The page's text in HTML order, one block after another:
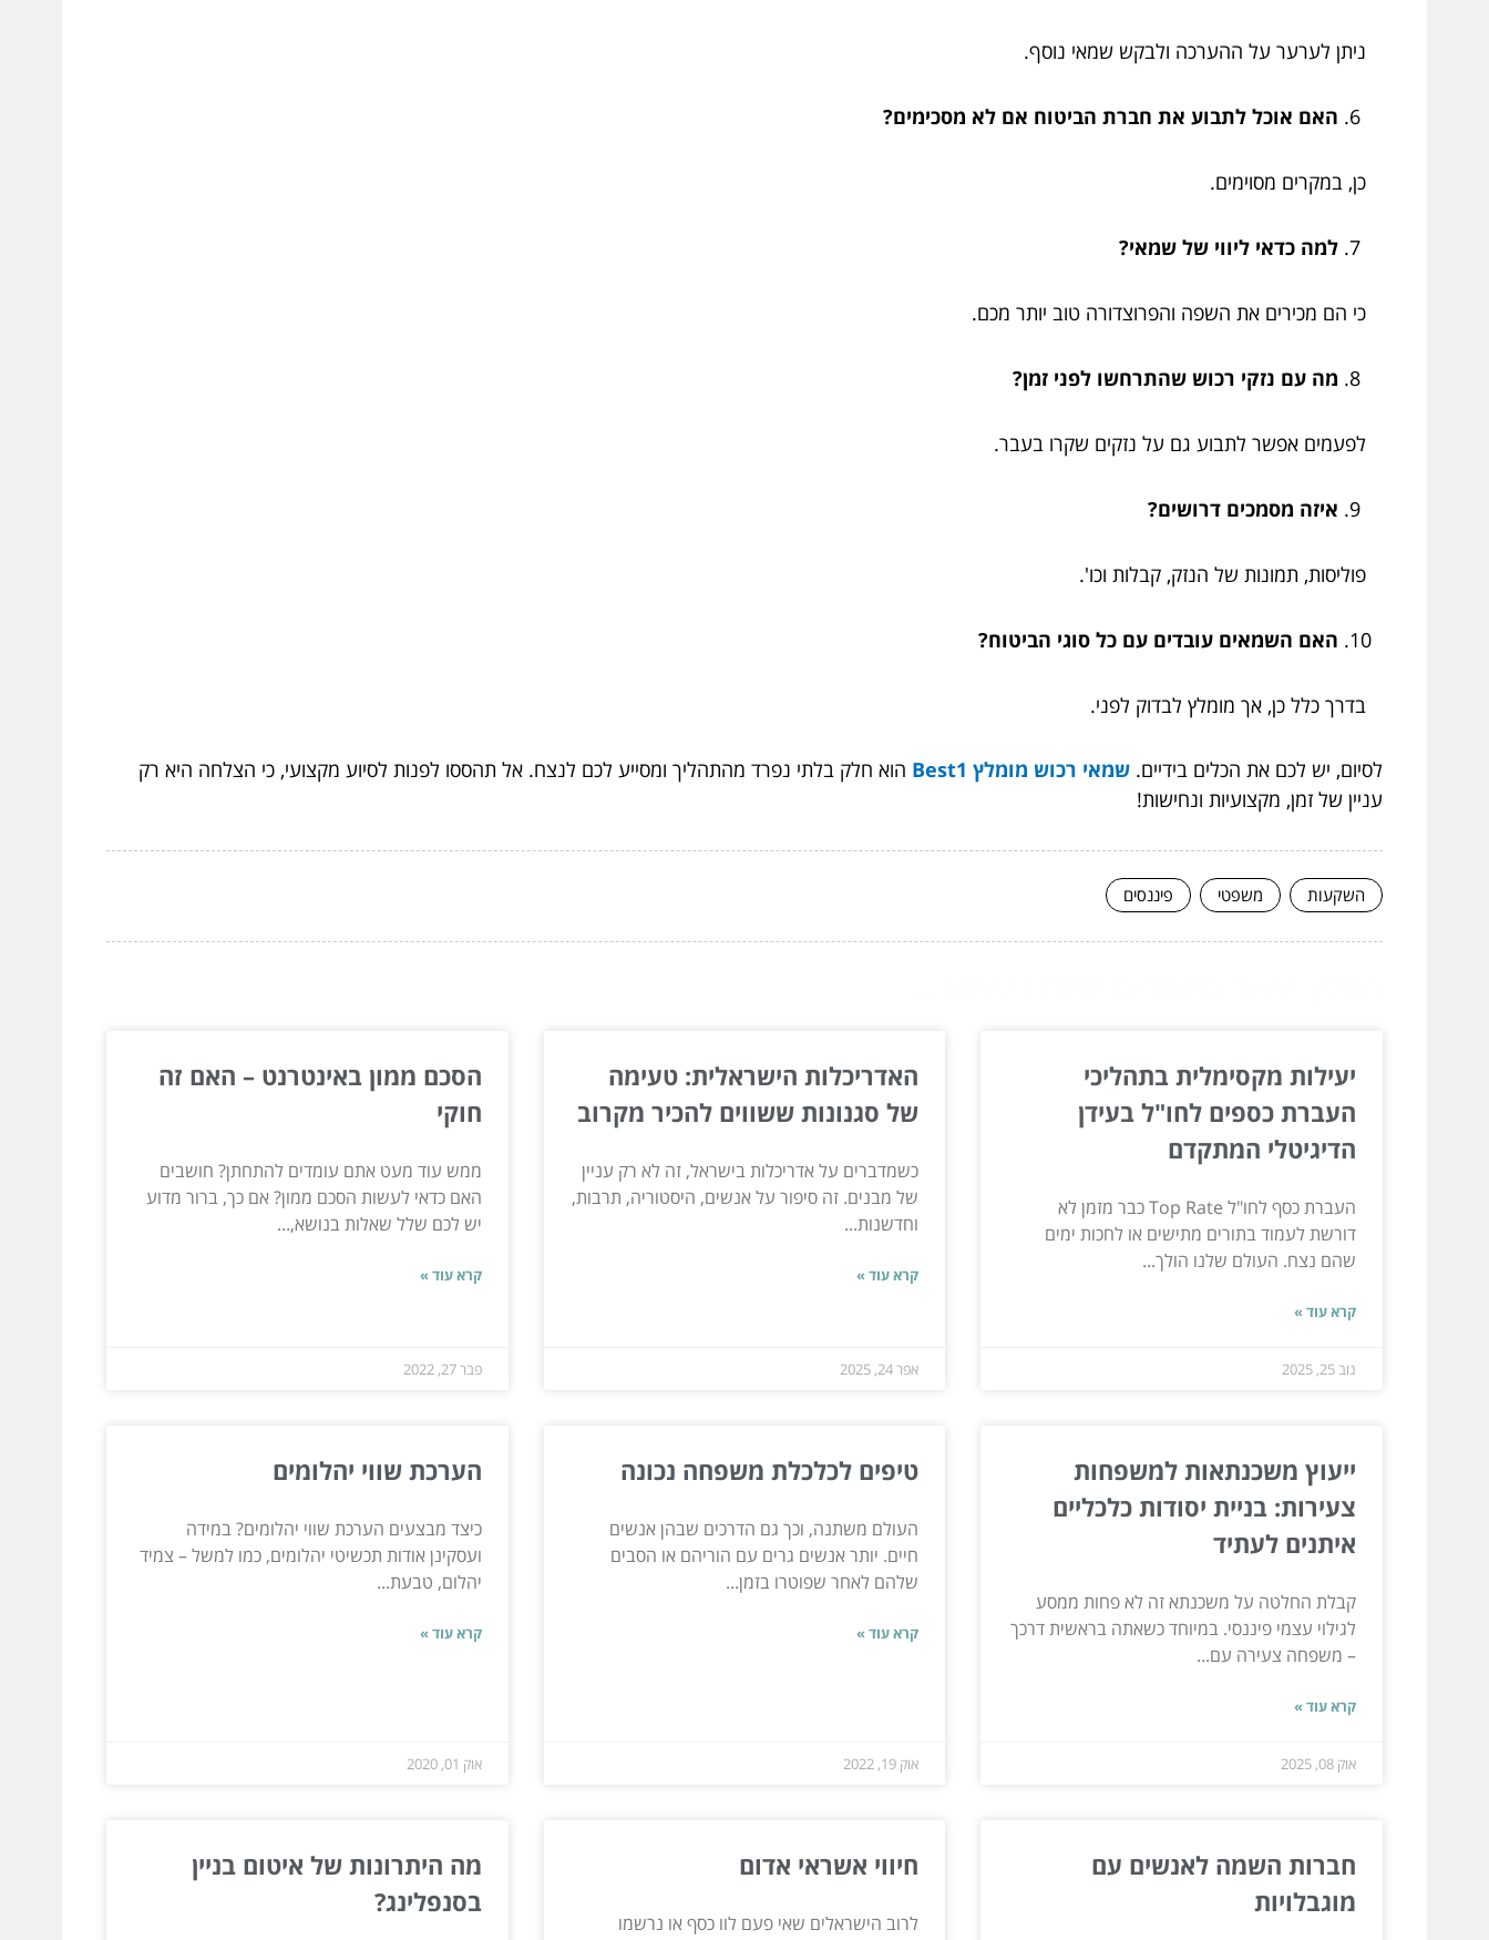
ניתן לערער על ההערכה ולבקש שמאי נוסף.
האם אוכל לתבוע את חברת הביטוח אם לא מסכימים?
כן, במקרים מסוימים.
למה כדאי ליווי של שמאי?
כי הם מכירים את השפה והפרוצדורה טוב יותר מכם.
מה עם נזקי רכוש שהתרחשו לפני זמן?
לפעמים אפשר לתבוע גם על נזקים שקרו בעבר.
איזה מסמכים דרושים?
פוליסות, תמונות של הנזק, קבלות וכו'.
האם השמאים עובדים עם כל סוגי הביטוח?
בדרך כלל כן, אך מומלץ לבדוק לפני.
לסיום, יש לכם את הכלים בידיים. שמאי רכוש מומלץ Best1
הוא חלק בלתי נפרד מהתהליך ומסייע לכם לנצח. אל תהססו לפנות לסיוע מקצועי, כי הצלחה היא רק
עניין של זמן, מקצועיות ונחישות!
השקעות משפטי פיננסים
יעילות מקסימלית בתהליכי
העברת כספים לחו"ל בעידן
הדיגיטלי המתקדם
העברת כסף לחו"ל Top Rate כבר מזמן לא
דורשת לעמוד בתורים מתישים או לחכות ימים
שהם נצח. העולם שלנו הולך...
קרא עוד »
נוב 25, 2025
האדריכלות הישראלית: טעימה
של סגנונות ששווים להכיר מקרוב
כשמדברים על אדריכלות בישראל, זה לא רק עניין
של מבנים. זה סיפור על אנשים, היסטוריה, תרבות,
וחדשנות...
קרא עוד »
אפר 24, 2025
הסכם ממון באינטרנט – האם זה
חוקי
ממש עוד מעט אתם עומדים להתחתן? חושבים
האם כדאי לעשות הסכם ממון? אם כך, ברור מדוע
יש לכם שלל שאלות בנושא,...
קרא עוד »
פבר 27, 2022
ייעוץ משכנתאות למשפחות
צעירות: בניית יסודות כלכליים
איתנים לעתיד
קבלת החלטה על משכנתא זה לא פחות ממסע
לגילוי עצמי פיננסי. במיוחד כשאתה בראשית דרכך
– משפחה צעירה עם...
קרא עוד »
אוק 08, 2025
טיפים לכלכלת משפחה נכונה
העולם משתנה, וכך גם הדרכים שבהן אנשים
חיים. יותר אנשים גרים עם הוריהם או הסבים
שלהם לאחר שפוטרו בזמן...
קרא עוד »
אוק 19, 2022
הערכת שווי יהלומים
כיצד מבצעים הערכת שווי יהלומים? במידה
ועסקינן אודות תכשיטי יהלומים, כמו למשל – צמיד
יהלום, טבעת...
קרא עוד »
אוק 01, 2020
חברות השמה לאנשים עם
מוגבלויות
חיווי אשראי אדום
לרוב הישראלים שאי פעם לוו כסף או נרשמו
מה היתרונות של איטום בניין
בסנפלינג?